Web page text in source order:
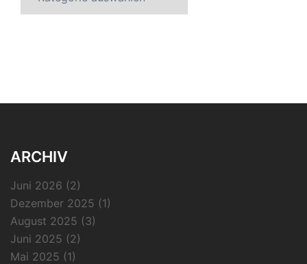
ARCHIV
Juni 2026 (2)
Dezember 2025 (1)
August 2025 (3)
Juni 2025 (2)
Mai 2025 (1)